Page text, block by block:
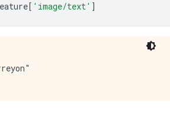
[ 'image/text' ]